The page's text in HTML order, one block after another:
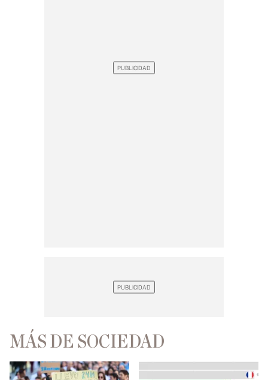
MÁS DE SOCIEDAD